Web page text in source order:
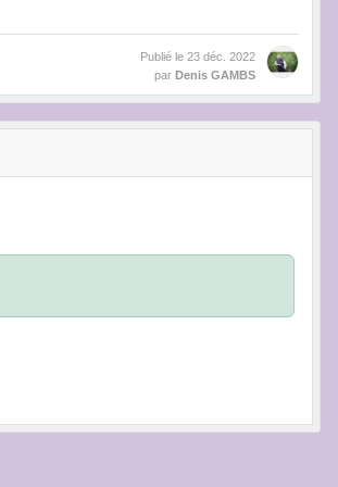
Publié le 23 déc. 2022
par Denis GAMBS